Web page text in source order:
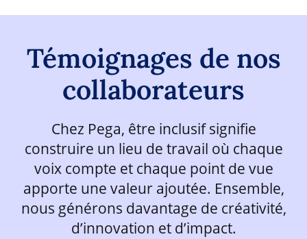
Témoignages de nos
collaborateurs
Chez Pega, être inclusif signifie
construire un lieu de travail où chaque
voix compte et chaque point de vue
apporte une valeur ajoutée. Ensemble,
nous générons davantage de créativité,
d’innovation et d’impact.